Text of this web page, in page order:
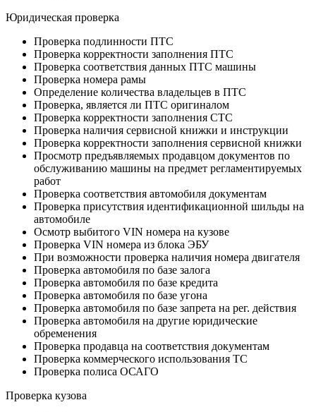
Юридическая проверка
Проверка подлинности ПТС
Проверка корректности заполнения ПТС
Проверка соответствия данных ПТС машины
Проверка номера рамы
Определение количества владельцев в ПТС
Проверка, является ли ПТС оригиналом
Проверка корректности заполнения СТС
Проверка наличия сервисной книжки и инструкции
Проверка корректности заполнения сервисной книжки
Просмотр предъявляемых продавцом документов по
обслуживанию машины на предмет регламентируемых
работ
Проверка соответствия автомобиля документам
Проверка присутствия идентификационной шильды на
автомобиле
Осмотр выбитого VIN номера на кузове
Проверка VIN номера из блока ЭБУ
При возможности проверка наличия номера двигателя
Проверка автомобиля по базе залога
Проверка автомобиля по базе кредита
Проверка автомобиля по базе угона
Проверка автомобиля по базе запрета на рег. действия
Проверка автомобиля на другие юридические
обременения
Проверка продавца на соответствия документам
Проверка коммерческого использования ТС
Проверка полиса ОСАГО
Проверка кузова